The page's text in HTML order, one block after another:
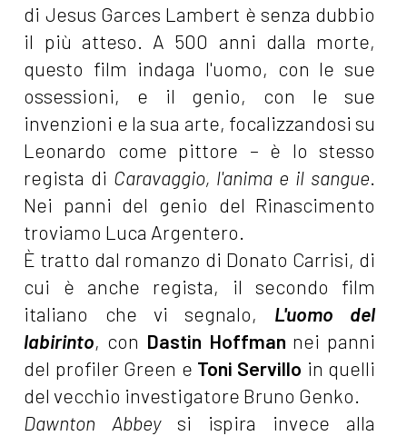
di Jesus Garces Lambert è senza dubbio
il più atteso. A 500 anni dalla morte,
questo film indaga l'uomo, con le sue
ossessioni, e il genio, con le sue
invenzioni e la sua arte, focalizzandosi su
Leonardo come pittore – è lo stesso
regista di Caravaggio, l'anima e il sangue.
Nei panni del genio del Rinascimento
troviamo Luca Argentero.
È tratto dal romanzo di Donato Carrisi, di
cui è anche regista, il secondo film
italiano che vi segnalo, L'uomo del
labirinto, con Dastin Hoffman nei panni
del profiler Green e Toni Servillo in quelli
del vecchio investigatore Bruno Genko.
Dawnton Abbeysi ispira invece alla